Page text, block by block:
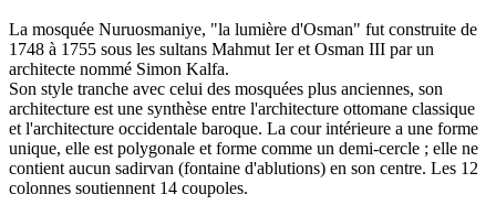
La mosquée Nuruosmaniye, "la lumière d'Osman" fut construite de
1748 à 1755 sous les sultans Mahmut Ier et Osman III par un
architecte nommé Simon Kalfa.
Son style tranche avec celui des mosquées plus anciennes, son
architecture est une synthèse entre l'architecture ottomane classique
et l'architecture occidentale baroque. La cour intérieure a une forme
unique, elle est polygonale et forme comme un demi-cercle ; elle ne
contient aucun sadirvan (fontaine d'ablutions) en son centre. Les 12
colonnes soutiennent 14 coupoles.